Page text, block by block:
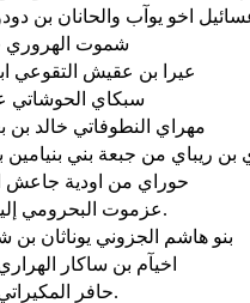
اخو يوآب والحانان بن
شموت الهروري
عيرا بن عقيش التقوعي
سبكاي الحوشاتي
مهراي النطوفاتي خالد بن
بن ريباي من جبعة بني بنيامين
حوراي من اودية جاعش
عزموت البحرومي إليحبا الشعلبوني.
بنو هاشم الجزوني يوناثان بن
اخيآم بن ساكار
حافر المكيراتي واخيّا الفلوني.